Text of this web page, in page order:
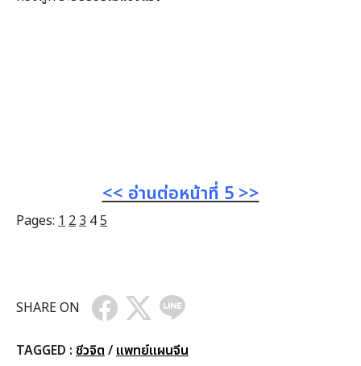
<< อ่านต่อหน้าที่ 5 >>
Pages: 1 2 3 45
SHARE ON
TAGGED : ชีวจิต / แพทย์แผนจีน